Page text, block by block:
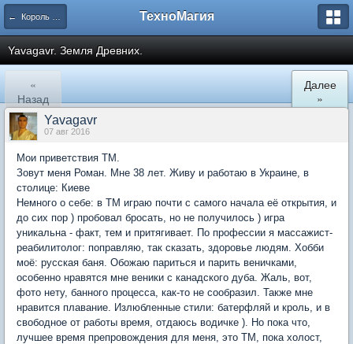
← Король Элинора — 2016 ТехноМагия
Yavagavr. Земля Древних.
«
Назад
Далее
»
Yavagavr
07 авг 2016
Мои приветствия ТМ.
Зовут меня Роман. Мне 38 лет. Живу и работаю в Украине, в
столице: Киеве
Немного о себе: в ТМ играю почти с самого начала её открытия, и
до сих пор ) пробовал бросать, но не получилось ) игра
уникальна - факт, тем и притягивает. По профессии я массажист-
реабилитолог: поправляю, так сказать, здоровье людям. Хобби
моё: русская баня. Обожаю париться и парить веничками,
особенно нравятся мне веники с канадского дуба. Жаль, вот,
фото нету, банного процесса, как-то не сообразил. Также мне
нравится плавание. Излюбленные стили: батерфляй и кроль, и в
свободное от работы время, отдаюсь водичке ). Но пока что,
лучшее время препровождения для меня, это ТМ, пока холост,